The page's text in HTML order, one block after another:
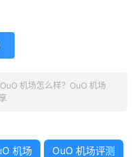
OuO 机场怎么样？OuO 机场
机场 OuO 机场评测